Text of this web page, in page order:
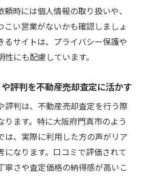
時には個人情報の取り扱いや、
こい営業がないかも確認しましょ
るサイトは、プライバシー保護や
にも配慮しています。
評判を不動産売却査定に活かす
評判は、不動産売却査定を行う際
ります。特に大阪府門真市のよう
は、実際に利用した方の声がリア
になります。口コミで評価されて
寧さや査定価格の納得感が高いこ